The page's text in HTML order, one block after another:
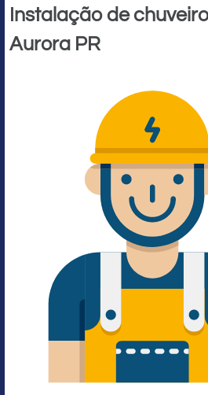
Instalação de
Aurora PR